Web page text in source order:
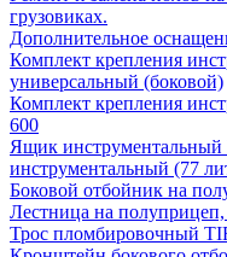
грузовиках.
Дополнительное
Комплект крепления
универсальный (боковой)
Комплект крепления
600
Ящик инструментальный
инструментальный (77
Боковой отбойник на
Лестница на полуприцеп,
Трос пломбировочный